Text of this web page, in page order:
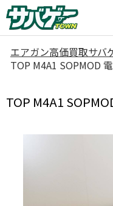
エアガン高価買取サバ
TOP M4A1 SOPMOD
TOP M4A1